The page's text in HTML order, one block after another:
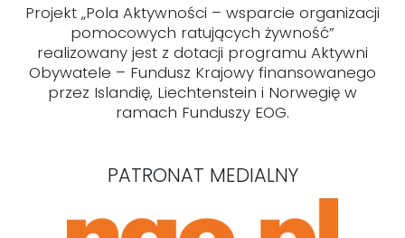
Projekt „Pola Aktywności – wsparcie organizacji
pomocowych ratujących żywność”
realizowany jest z dotacji programu Aktywni
Obywatele – Fundusz Krajowy finansowanego
przez Islandię, Liechtenstein i Norwegię w
ramach Funduszy EOG.
PATRONAT MEDIALNY